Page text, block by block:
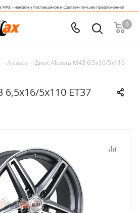
0
- Alcasta - Диск Alcasta M43 6,5x16/5x110
5x110 ET37